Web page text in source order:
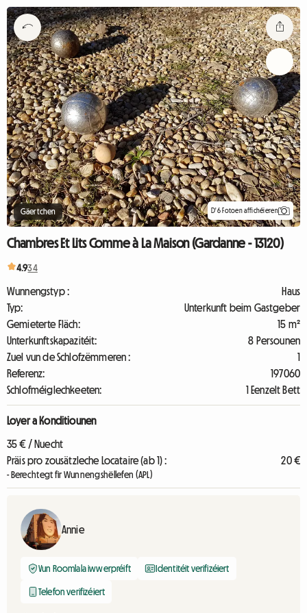
Gäertchen D'6 Fotoen affichéieren
Chambres Et Lits Comme à La Maison (Gardanne - 13120)
4.934
Wunnengstyp :
Haus
Typ:
Unterkunft beim Gastgeber
Gemieterte Fläch:
15 m²
Unterkunftskapazitéit:
8 Persounen
Zuel vun de Schlofzëmmeren :
1
Referenz:
197060
Schlofméiglechkeeten:
1 Eenzelt Bett
Loyer a Konditiounen
35 € / Nuecht
Präis pro zousätzleche Locataire (ab 1) :
20 €
- Berechtegt fir Wunnengshëllefen (APL)
Annie
Vun Roomlala iwwerpréift Identitéit verifizéiert
Telefon verifizéiert